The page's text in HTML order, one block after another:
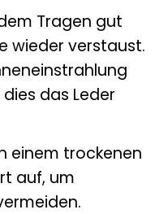
Tragen gut
wieder verstaust.
das Leder
einem trockenen
auf, um